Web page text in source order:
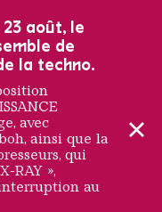
août, le
de
la techno.
avec
ainsi que la
qui
RAY »,
au